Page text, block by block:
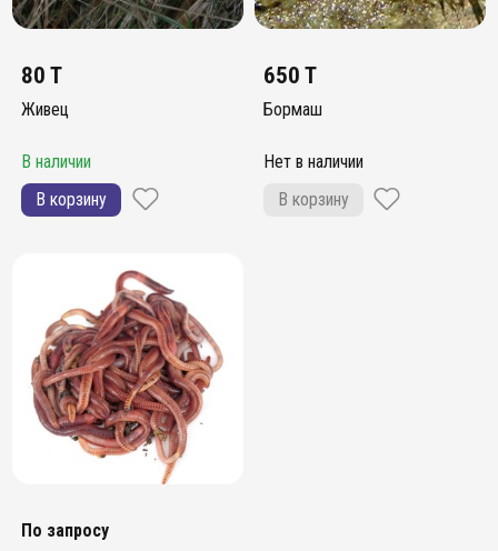
80 T
Живец
В наличии
В корзину
650 T
Бормаш
Нет в наличии
В корзину
По запросу